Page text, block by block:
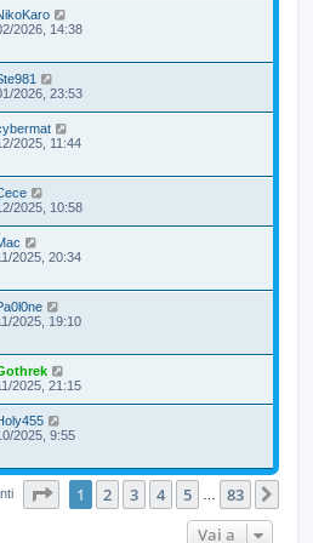
2026, 14:38
2026, 23:53
2025, 11:44
2025, 10:58
2025, 20:34
2025, 19:10
2025, 21:15
2025, 9:55
Pagina1 di
1 2 3 4 5 83
Vai a